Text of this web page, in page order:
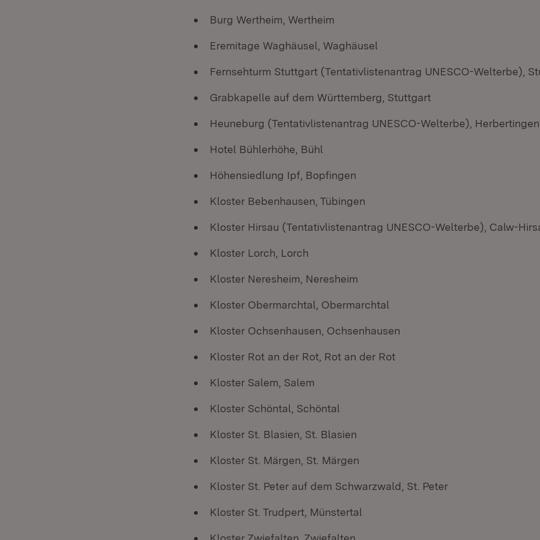
Burg Wertheim, Wertheim
Eremitage Waghäusel, Waghäusel
Fernsehturm Stuttgart (Tentativlistenantrag UNESCO-Welterbe),
Grabkapelle auf dem Württemberg, Stuttgart
Heuneburg (Tentativlistenantrag UNESCO-Welterbe), Herbertingen
Hotel Bühlerhöhe, Bühl
Höhensiedlung Ipf, Bopfingen
Kloster Bebenhausen, Tübingen
Kloster Hirsau (Tentativlistenantrag UNESCO-Welterbe), Calw-
Kloster Lorch, Lorch
Kloster Neresheim, Neresheim
Kloster Obermarchtal, Obermarchtal
Kloster Ochsenhausen, Ochsenhausen
Kloster Rot an der Rot, Rot an der Rot
Kloster Salem, Salem
Kloster Schöntal, Schöntal
Kloster St. Blasien, St. Blasien
Kloster St. Märgen, St. Märgen
Kloster St. Peter auf dem Schwarzwald, St. Peter
Kloster St. Trudpert, Münstertal